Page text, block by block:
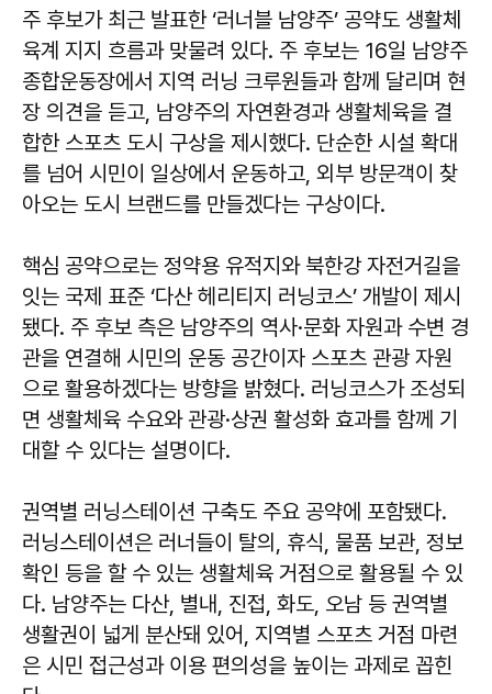
주 후보가 최근 발표한 ‘러너블 남양주’ 공약도 생활체
육계 지지 흐름과 맞물려 있다. 주 후보는 16일 남양주
종합운동장에서 지역 러닝 크루원들과 함께 달리며 현
장 의견을 듣고, 남양주의 자연환경과 생활체육을 결
합한 스포츠 도시 구상을 제시했다. 단순한 시설 확대
를 넘어 시민이 일상에서 운동하고, 외부 방문객이 찾
아오는 도시 브랜드를 만들겠다는 구상이다.
핵심 공약으로는 정약용 유적지와 북한강 자전거길을
잇는 국제 표준 ‘다산 헤리티지 러닝코스’ 개발이 제시
됐다. 주 후보 측은 남양주의 역사·문화 자원과 수변 경
관을 연결해 시민의 운동 공간이자 스포츠 관광 자원
으로 활용하겠다는 방향을 밝혔다. 러닝코스가 조성되
면 생활체육 수요와 관광·상권 활성화 효과를 함께 기
대할 수 있다는 설명이다.
권역별 러닝스테이션 구축도 주요 공약에 포함됐다.
러닝스테이션은 러너들이 탈의, 휴식, 물품 보관, 정보
확인 등을 할 수 있는 생활체육 거점으로 활용될 수 있
다. 남양주는 다산, 별내, 진접, 화도, 오남 등 권역별
생활권이 넓게 분산돼 있어, 지역별 스포츠 거점 마련
은 시민 접근성과 이용 편의성을 높이는 과제로 꼽힌